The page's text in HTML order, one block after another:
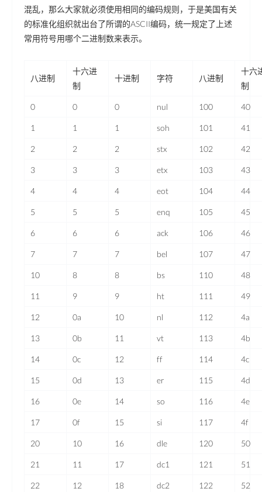
混乱，那么大家就必须使用相同的编码规则，于是美国有关
的标准化组织就出台了所谓的ASCII编码，统一规定了上述
常用符号用哪个二进制数来表示。
八进制
十六进
制
十进制 字符 八进制
十六
制
0 0 0 nul 100 40
1 1 1 soh 101 41
2 2 2 stx 102 42
3 3 3 etx 103 43
4 4 4 eot 104 44
5 5 5 enq 105 45
6 6 6 ack 106 46
7 7 7 bel 107 47
10 8 8 bs 110 48
11 9 9 ht 111 49
12 0a 10 nl 112 4a
13 0b 11 vt 113 4b
14 0c 12 ff 114 4c
15 0d 13 er 115 4d
16 0e 14 so 116 4e
17 0f 15 si 117 4f
20 10 16 dle 120 50
21 11 17 dc1 121 51
22 12 18 dc2 122 52